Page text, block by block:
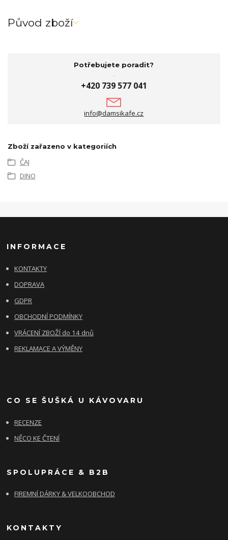
Původ zboží
Potřebujete poradit?
+420 739 577 041
info@damsikafe.cz
Zboží zařazeno v kategoriích
ČAJ
DINO
INFORMACE
KONTAKTY
DOPRAVA
GDPR
OBCHODNÍ PODMÍNKY
VRÁCENÍ ZBOŽÍ do 14 dnů
REKLAMACE A VÝMĚNY
CO SE ŠUŠKÁ U KÁVOVARU
RECENZE
NĚCO KE ČTENÍ
SPOLUPRÁCE & B2B
FIREMNÍ DÁRKY & VELKOOBCHOD
KONTAKTY